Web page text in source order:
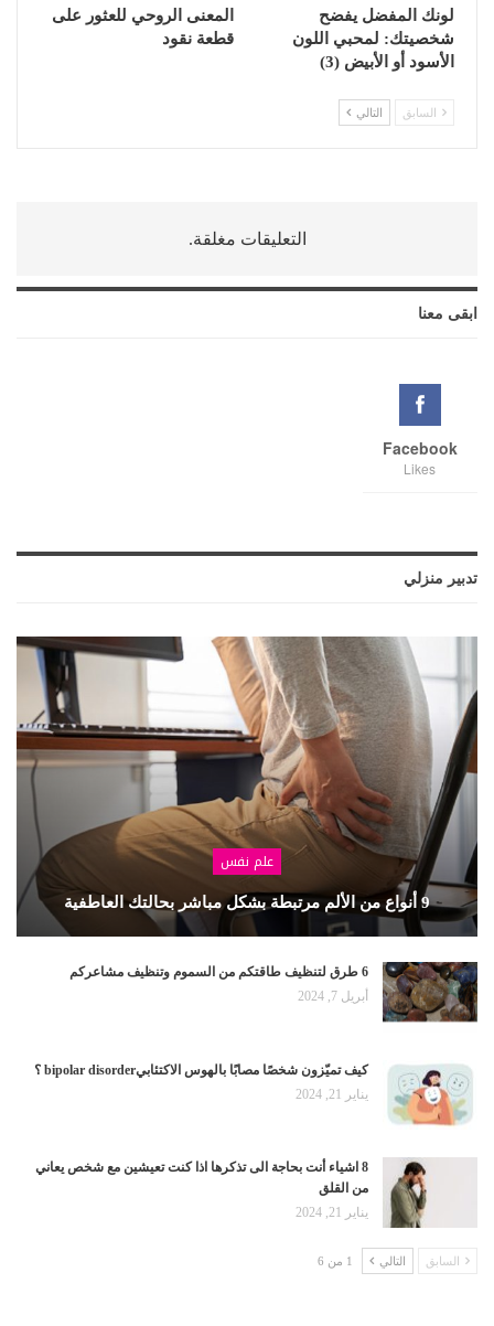
لونك المفضل يفضح
شخصيتك: لمحبي اللون
الأسود أو الأبيض (3)
المعنى الروحي للعثور على
قطعة نقود
السابق التالي
التعليقات مغلقة.
ابقى معنا
Facebook
Likes
تدبير منزلي
علم نفس
9 أنواع من الألم مرتبطة بشكل مباشر بحالتك العاطفية
6 طرق لتنظيف طاقتكم من السموم وتنظيف مشاعركم
أبريل 7, 2024
كيف تميّزون شخصًا مصابًا بالهوس الاكتئابيbipolar disorder ؟
يناير 21, 2024
8 اشياء أنت بحاجة الى تذكرها اذا كنت تعيشين مع شخص يعاني
من القلق
يناير 21, 2024
السابق التالي 1 من 6